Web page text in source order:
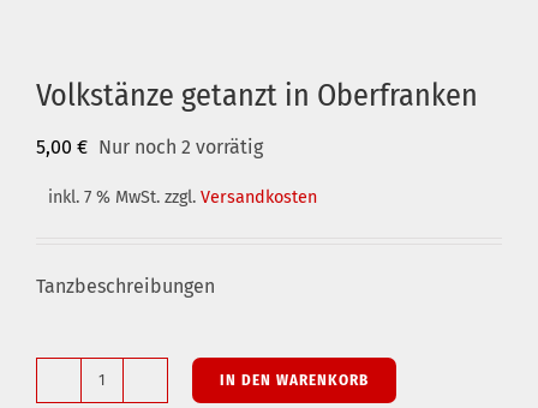
Volkstänze getanzt in Oberfranken
5,00 € Nur noch 2 vorrätig
inkl. 7 % MwSt. zzgl. Versandkosten
Tanzbeschreibungen
Volkstänze
IN DEN WARENKORB